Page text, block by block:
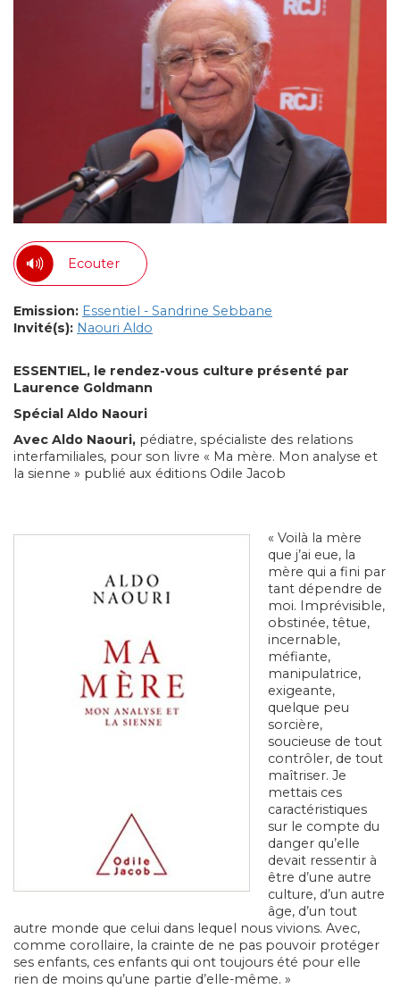
Ecouter
Emission: Essentiel - Sandrine Sebbane
Invité(s): Naouri Aldo
ESSENTIEL, le rendez-vous culture présenté par
Laurence Goldmann
Spécial Aldo Naouri
Avec Aldo Naouri, pédiatre, spécialiste des relations
interfamiliales, pour son livre « Ma mère. Mon analyse et
la sienne » publié aux éditions Odile Jacob
« Voilà la mère
que j’ai eue, la
mère qui a fini par
tant dépendre de
moi. Imprévisible,
obstinée, têtue,
incernable,
méfiante,
manipulatrice,
exigeante,
quelque peu
sorcière,
soucieuse de tout
contrôler, de tout
maîtriser. Je
mettais ces
caractéristiques
sur le compte du
danger qu’elle
devait ressentir à
être d’une autre
culture, d’un autre
âge, d’un tout
autre monde que celui dans lequel nous vivions. Avec,
comme corollaire, la crainte de ne pas pouvoir protéger
ses enfants, ces enfants qui ont toujours été pour elle
rien de moins qu’une partie d’elle-même. »